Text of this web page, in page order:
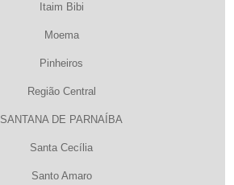
Itaim Bibi
Moema
Pinheiros
Região Central
SANTANA DE PARNAÍBA
Santa Cecília
Santo Amaro